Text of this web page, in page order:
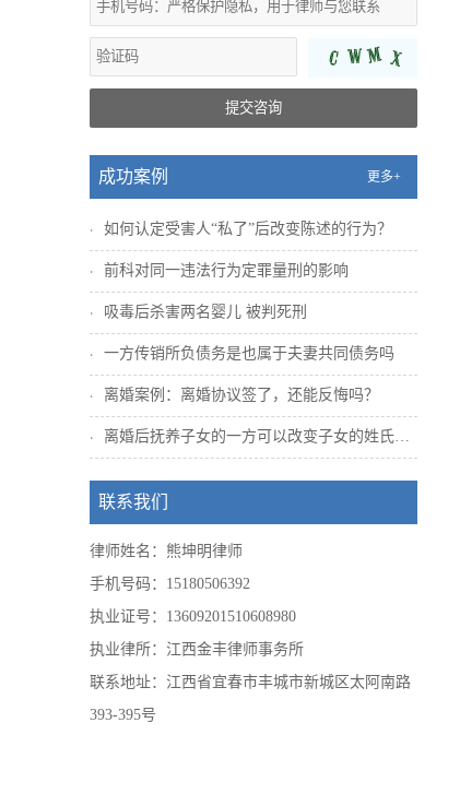
提交咨询
成功案例 更多+
如何认定受害人“私了”后改变陈述的行为？
前科对同一违法行为定罪量刑的影响
吸毒后杀害两名婴儿 被判死刑
一方传销所负债务是也属于夫妻共同债务吗
离婚案例：离婚协议签了，还能反悔吗？
离婚后抚养子女的一方可以改变子女的姓氏吗...
联系我们
律师姓名：熊坤明律师
手机号码：15180506392
执业证号：13609201510608980
执业律所：江西金丰律师事务所
联系地址：江西省宜春市丰城市新城区太阿南路
393-395号